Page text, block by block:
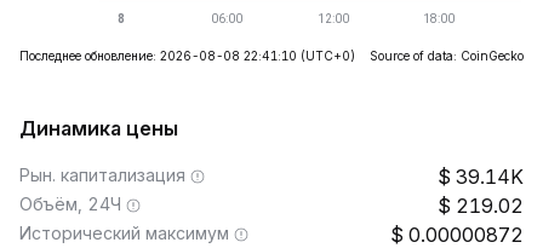
Последнее обновление: 2026-08-08 22:41:10 (UTC+0) Source of data: CoinGecko
Динамика цены
Рын. капитализация 39.14K
Объём, 24Ч 219.02
Исторический максимум 0.00000872